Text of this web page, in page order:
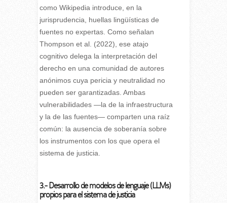
como Wikipedia introduce, en la
jurisprudencia, huellas lingüísticas de
fuentes no expertas. Como señalan
Thompson et al. (2022), ese atajo
cognitivo delega la interpretación del
derecho en una comunidad de autores
anónimos cuya pericia y neutralidad no
pueden ser garantizadas. Ambas
vulnerabilidades —la de la infraestructura
y la de las fuentes— comparten una raíz
común: la ausencia de soberanía sobre
los instrumentos con los que opera el
sistema de justicia.
3.- Desarrollo de modelos de lenguaje (LLMs)
propios para el sistema de justicia